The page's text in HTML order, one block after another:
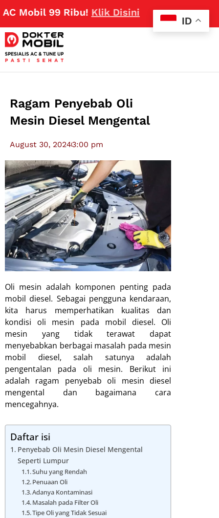
99 Ribu! Klik Disini
Ragam Penyebab Oli
Mesin Diesel Mengental
August 30, 20243:00 pm
Oli mesin adalah komponen penting pada
mobil diesel. Sebagai pengguna kendaraan,
kita harus memperhatikan kualitas dan
kondisi oli mesin pada mobil diesel. Oli
mesin yang tidak terawat dapat
menyebabkan berbagai masalah pada mesin
mobil diesel, salah satunya adalah
pengentalan pada oli mesin. Berikut ini
adalah ragam penyebab oli mesin diesel
mengental dan bagaimana cara
mencegahnya.
Daftar isi
Penyebab Oli Mesin Diesel Mengental
Seperti Lumpur
Suhu yang Rendah
Penuaan Oli
Adanya Kontaminasi
Masalah pada Filter Oli
Tipe Oli yang Tidak Sesuai
ID